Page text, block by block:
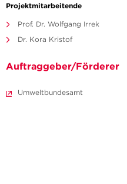
Projektmitarbeitende
Prof. Dr. Wolfgang Irrek
Dr. Kora Kristof
Auftraggeber/Förderer
Umweltbundesamt